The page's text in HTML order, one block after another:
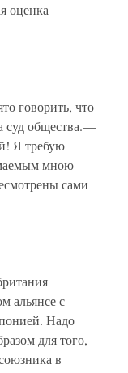
оценка
говорить, что
суд общества.—
Я требую
мною
сами
альянсе с
Надо
для того,
в